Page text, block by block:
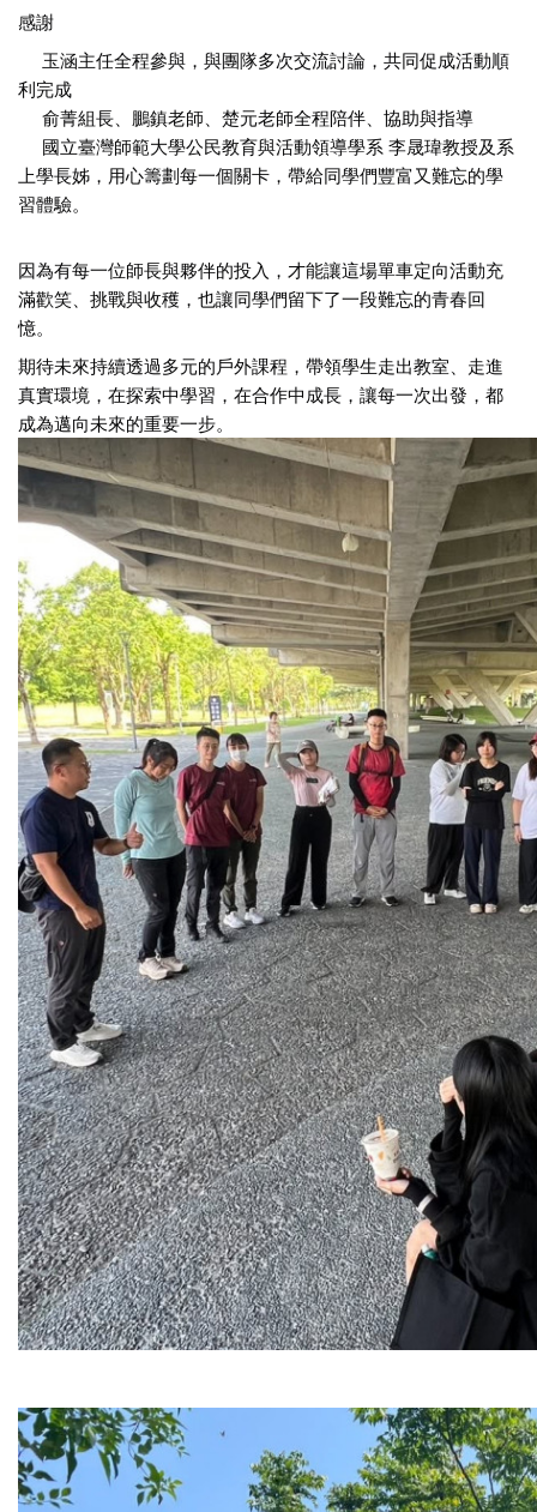
感謝
玉涵主任全程參與，與團隊多次交流討論，共同促成活動順
利完成
俞菁組長、鵬鎮老師、楚元老師全程陪伴、協助與指導
國立臺灣師範大學公民教育與活動領導學系 李晟瑋教授及系
上學長姊，用心籌劃每一個關卡，帶給同學們豐富又難忘的學
習體驗。
因為有每一位師長與夥伴的投入，才能讓這場單車定向活動充
滿歡笑、挑戰與收穫，也讓同學們留下了一段難忘的青春回
憶。
期待未來持續透過多元的戶外課程，帶領學生走出教室、走進
真實環境，在探索中學習，在合作中成長，讓每一次出發，都
成為邁向未來的重要一步。